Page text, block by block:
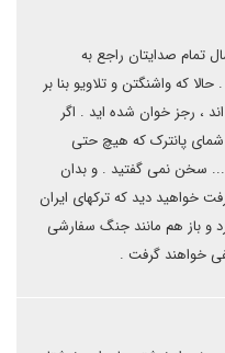
... شما پانترکها ۳۰ سال تمام صدایتان راجع به
که واشنگتن و تلاویو بنا بر
، رجز خوان شده اید . اگر
شمای پانترک که هیچ حتی
... سخن نمی گفتید . و بدان
خواهید دید که ترکهای ایران
و باز هم مانند جنگ سفارشی